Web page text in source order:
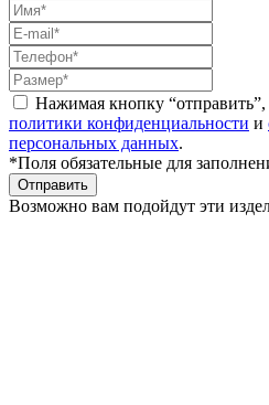
Нажимая кнопку
политики конфиденциальности и
персональных данных.
*Поля обязательные для
Отправить
Возможно вам подойдут эти